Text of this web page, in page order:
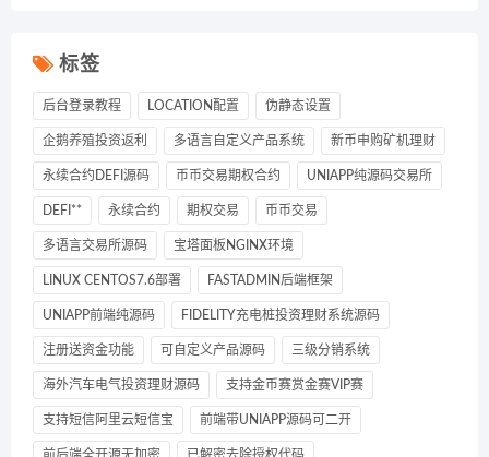
标签
后台登录教程 LOCATION配置 伪静态设置
企鹅养殖投资返利 多语言自定义产品系统 新币申购矿机理财
永续合约DEFI源码 币币交易期权合约 UNIAPP纯源码交易所
DEFI** 永续合约 期权交易 币币交易
多语言交易所源码 宝塔面板NGINX环境
LINUX CENTOS7.6部署 FASTADMIN后端框架
UNIAPP前端纯源码 FIDELITY充电桩投资理财系统源码
注册送资金功能 可自定义产品源码 三级分销系统
海外汽车电气投资理财源码 支持金币赛赏金赛VIP赛
支持短信阿里云短信宝 前端带UNIAPP源码可二开